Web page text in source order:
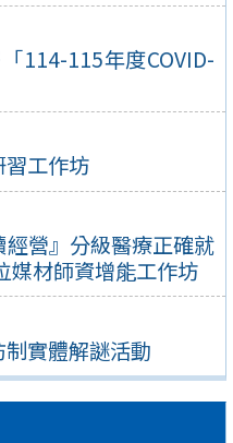
114-115年度COVID-
工作坊
營』分級醫療正確就
媒材師資增能工作坊
實體解謎活動